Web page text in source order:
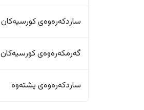
ساردکەرەوەی کورسیەکان
گەرمکەرەوەی کورسیەکان
ساردکەرەوەی پشتەوە